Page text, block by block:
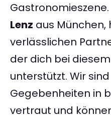
Gastronomieszene.
Lenz aus München,
verlässlichen
der dich bei
unterstützt. Wir
Gegebenheiten in
vertraut und